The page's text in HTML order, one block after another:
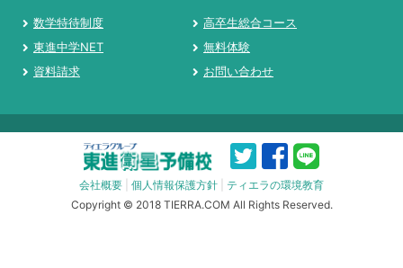
数学特待制度
高卒生総合コース
東進中学NET
無料体験
資料請求
お問い合わせ
会社概要 個人情報保護方針
ティエラの環境教育
Copyright © 2018 TIERRA.COM All Rights Reserved.